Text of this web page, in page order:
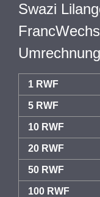
Swazi
1 RWF
5 RWF
10 RWF
20 RWF
50 RWF
100 RWF